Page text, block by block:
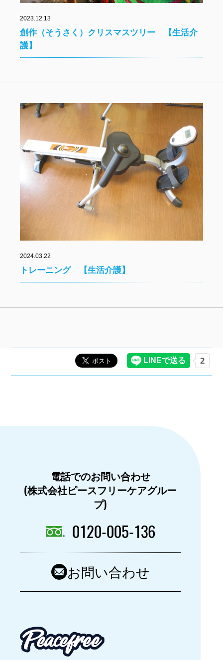
2023.12.13
創作（そうさく）クリスマスツリー 【生活介
護】
2024.03.22
トレーニング 【生活介護】
電話でのお問い合わせ
(株式会社ピースフリーケアグルー
プ)
0120-005-136
お問い合わせ